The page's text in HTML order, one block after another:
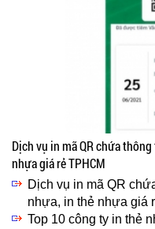
Dịch vụ in mã QR chứa
nhựa giá rẻ TPHCM
Dịch vụ in mã QR
nhựa, in thẻ nhựa giá
Top 10 công ty in thẻ